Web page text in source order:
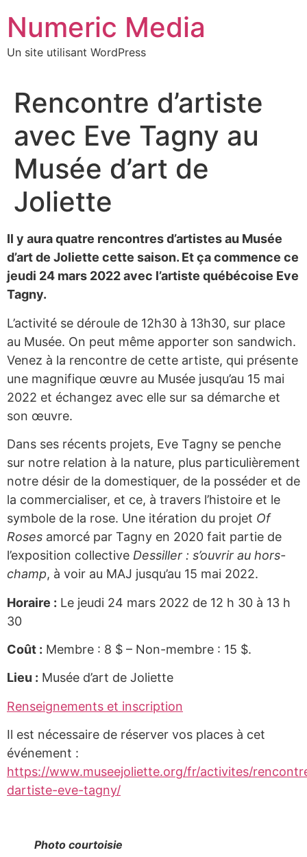
contenu
Numeric Media
Un site utilisant WordPress
Rencontre d’artiste
avec Eve Tagny au
Musée d’art de
Joliette
Il y aura quatre rencontres d’artistes au Musée
d’art de Joliette cette saison. Et ça commence ce
jeudi 24 mars 2022 avec l’artiste québécoise Eve
Tagny.
L’activité se déroule de 12h30 à 13h30, sur place
au Musée. On peut même apporter son sandwich.
Venez à la rencontre de cette artiste, qui présente
une magnifique œuvre au Musée jusqu’au 15 mai
2022 et échangez avec elle sur sa démarche et
son œuvre.
Dans ses récents projets, Eve Tagny se penche
sur notre relation à la nature, plus particulièrement
notre désir de la domestiquer, de la posséder et de
la commercialiser, et ce, à travers l’histoire et le
symbole de la rose. Une itération du projet Of
Roses amorcé par Tagny en 2020 fait partie de
l’exposition collective Dessiller : s’ouvrir au hors-
champ, à voir au MAJ jusqu’au 15 mai 2022.
Horaire : Le jeudi 24 mars 2022 de 12 h 30 à 13 h
30
Coût : Membre : 8 $ – Non-membre : 15 $.
Lieu : Musée d’art de Joliette
Renseignements et inscription
Il est nécessaire de réserver vos places à cet
événement :
https://www.museejoliette.org/fr/activites/
dartiste-eve-tagny/
Photo courtoisie